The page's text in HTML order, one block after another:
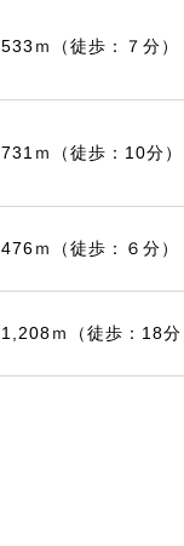
533ｍ（徒歩：７分）
731ｍ（徒歩：10分）
476ｍ（徒歩：６分）
1,208ｍ（徒歩：18分